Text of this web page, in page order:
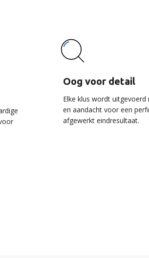
Oog voor detail
Elke klus wordt
en aandacht voor een
afgewerkt eindresultaat.